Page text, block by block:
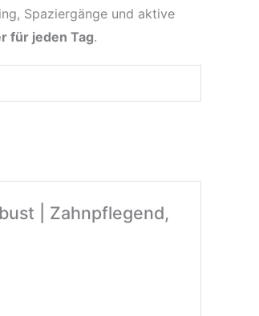
Spaziergänge und aktive
für jeden Tag.
| Zahnpflegend,